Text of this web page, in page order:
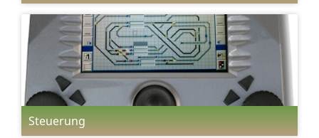
Steuerung